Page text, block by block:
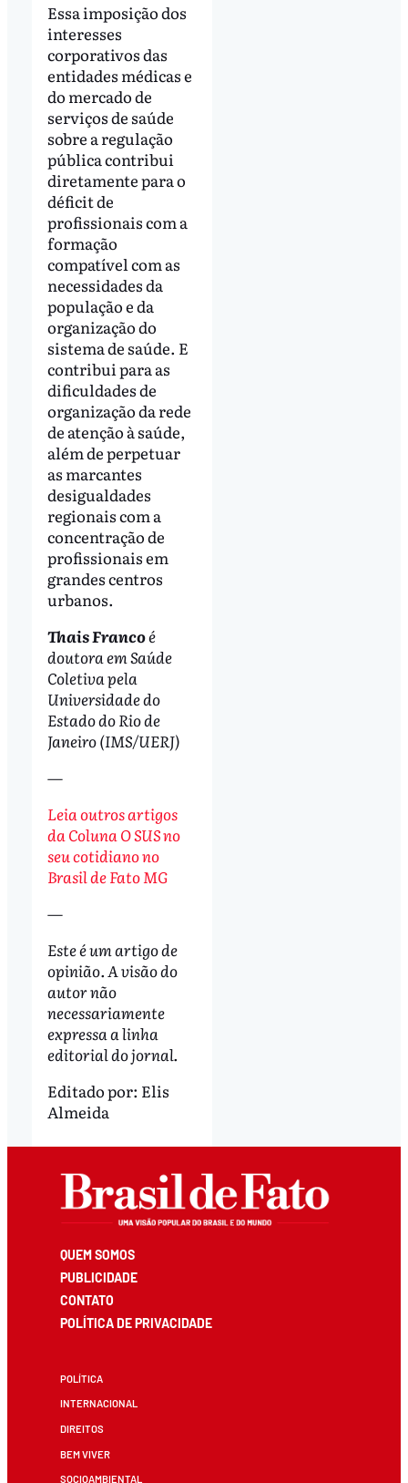
Essa imposição dos
interesses
corporativos das
entidades médicas e
do mercado de
serviços de saúde
sobre a regulação
pública contribui
diretamente para o
déficit de
profissionais com a
formação
compatível com as
necessidades da
população e da
organização do
sistema de saúde. E
contribui para as
dificuldades de
organização da rede
de atenção à saúde,
além de perpetuar
as marcantes
desigualdades
regionais com a
concentração de
profissionais em
grandes centros
urbanos.
Thais Francoé
doutora em Saúde
Coletiva pela
Universidade do
Estado do Rio de
Janeiro (IMS/UERJ)
—
Leia outros artigos
da Coluna O SUS no
seu cotidiano no
Brasil de Fato MG
—
Este é um artigo de
opinião. A visão do
autor não
necessariamente
expressa a linha
editorial do jornal.
Editado por: Elis
Almeida
QUEM SOMOS
PUBLICIDADE
CONTATO
POLÍTICA DE PRIVACIDADE
POLÍTICA
INTERNACIONAL
DIREITOS
BEM VIVER
SOCIOAMBIENTAL